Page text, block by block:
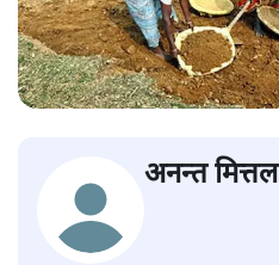
अनन्त मित्तल